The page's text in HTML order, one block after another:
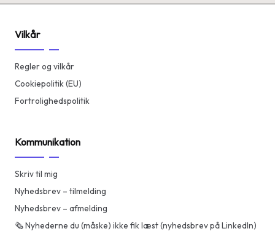
Vilkår
Regler og vilkår
Cookiepolitik (EU)
Fortrolighedspolitik
Kommunikation
Skriv til mig
Nyhedsbrev – tilmelding
Nyhedsbrev – afmelding
🗞️ Nyhederne du (måske) ikke fik læst (nyhedsbrev på LinkedIn)